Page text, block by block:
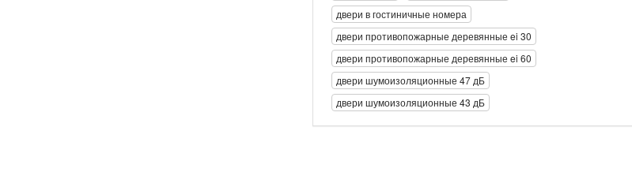
двери в гостиничные номера
двери противопожарные деревянные ei 30
двери противопожарные деревянные ei 60
двери шумоизоляционные 47 дБ
двери шумоизоляционные 43 дБ